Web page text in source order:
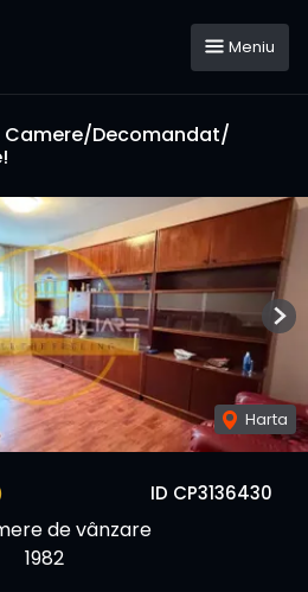
Meniu
Decomandat/
ID CP3136430
de vânzare
1982
Harta